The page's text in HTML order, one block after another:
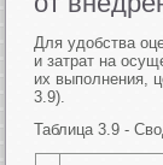
Для удобства
и затрат на
их выполнения,
3.9).
Таблица 3.9 -